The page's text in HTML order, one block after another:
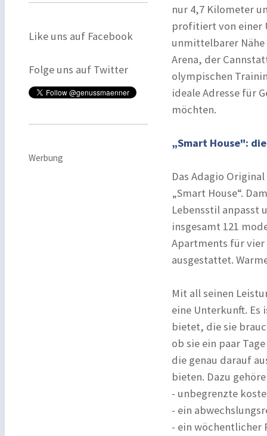
Like uns auf Facebook
Folge uns auf Twitter
Werbung
nur 4,7 Kilometer
profitiert von einer
unmittelbarer Nähe
Arena, der
olympischen
ideale Adresse für
möchten.
„Smart House":
Das Adagio
„Smart House“.
Lebensstil anpasst
insgesamt 121
Apartments für
ausgestattet.
Mit all seinen
eine Unterkunft. Es
bietet, die sie
ob sie ein paar
die genau darauf
bieten. Dazu
- unbegrenzte
- ein
- ein wöchentlicher